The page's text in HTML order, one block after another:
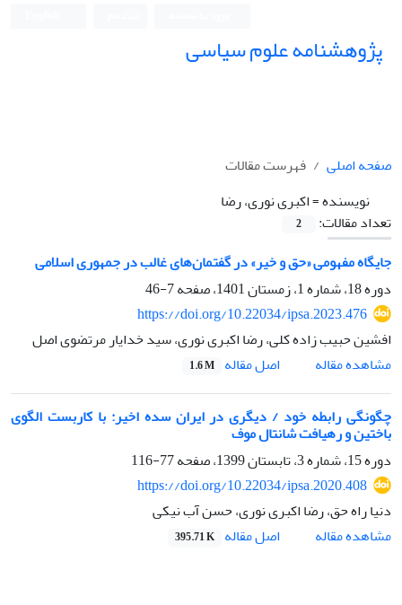
پژوهشنامه علوم سیاسی
صفحه اصلی
فهرست مقالات
نویسنده =اکبری نوری، رضا
تعداد مقالات:
2
جایگاه مفهومی «حق و خیر» در گفتمان‌های غالب در جمهوری اسلامی
دوره 18، شماره 1، زمستان 1401، صفحه
7-46
https://doi.org/10.22034/ipsa.2023.476
افشین حبیب زاده کلی، رضا اکبری نوری، سید خدایار مرتضوی اصل
مشاهده مقاله
اصل مقاله 1.6 M
چگونگی رابطه خود / دیگری در ایران سده اخیر: با کاربست الگوی
باختین و رهیافت شانتال موف
دوره 15، شماره 3، تابستان 1399، صفحه
77-116
https://doi.org/10.22034/ipsa.2020.408
دنیا راه حق، رضا اکبری نوری، حسن آب نیکی
مشاهده مقاله
اصل مقاله 395.71 K